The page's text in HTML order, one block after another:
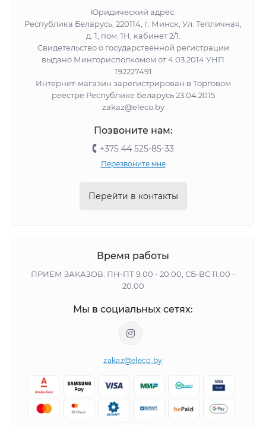
Юридический адрес:
Республика Беларусь, 220114, г. Минск, Ул. Тепличная,
д. 1, пом. 1Н, кабинет 2/1.
Свидетельство о государственной регистрации
выдано Мингорисполкомом от 4.03.2014 УНП
192227491
Интернет-магазин зарегистрирован в Торговом
реестре Республике Беларусь 23.04.2015
zakaz@eleco.by
Позвоните нам:
+375 44 525-85-33
Перезвоните мне
Перейти в контакты
Время работы
ПРИЕМ ЗАКАЗОВ: ПН-ПТ 9.00 - 20.00, СБ-ВС 11.00 -
20.00
Мы в социальных сетях:
zakaz@eleco.by